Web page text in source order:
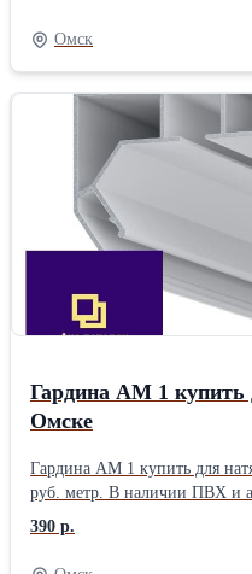
Гарпуненный по конкретным
по договоренности. Пример: 10 кв. м. = от 5650 руб. Как
заказать: - Светильники,
электрика; - Гардины ПК
расчет по телефону,
Омск
Гардина АМ 1 купить
Омске
Гардина АМ 1 купить для
руб. метр. В наличии ПВХ и
Устанавливается в любом
загарпунивается с двух сторон. - Комплекты натяжных
оригинального бренд MSD
390 р.